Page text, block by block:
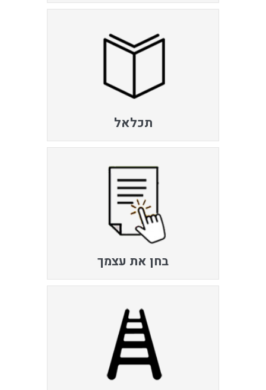
תכלאל
בחן את עצמך